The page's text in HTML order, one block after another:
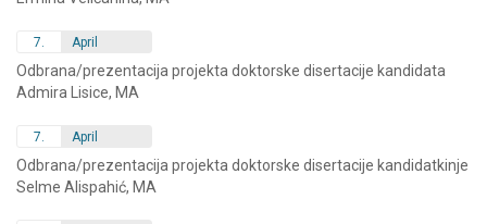
7. April
Odbrana/prezentacija projekta doktorske disertacije kandidata
Admira Lisice, MA
7. April
Odbrana/prezentacija projekta doktorske disertacije kandidatkinje
Selme Alispahić, MA